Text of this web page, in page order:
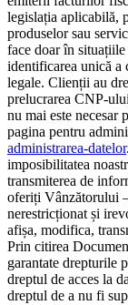
legislația aplicabilă,
produselor sau
face doar în situațiile
identificarea unică
legale. Clienții au
prelucrarea CNP-
nu mai este necesar
pagina pentru
administrarea-datelor
imposibilitatea
transmiterea de
oferiți Vânzătorului
nerestricționat și
afișa, modifica,
Prin citirea
garantate drepturile
dreptul de acces la
dreptul de a nu fi